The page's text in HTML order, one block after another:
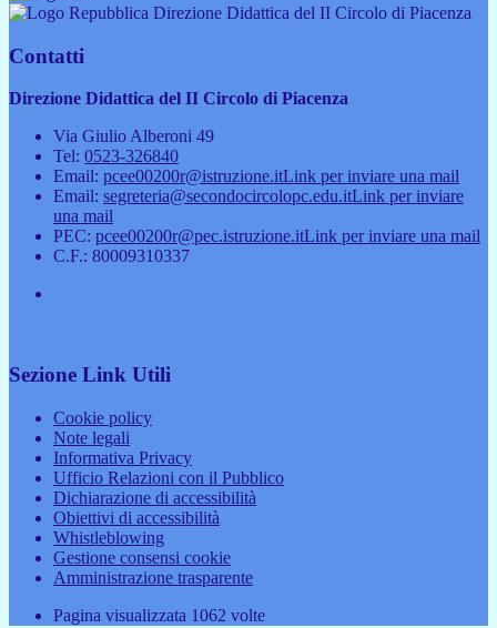
Direzione Didattica del II Circolo di Piacenza
Contatti
Direzione Didattica del II Circolo di Piacenza
Via Giulio Alberoni 49
Tel: 0523-326840
Email: pcee00200r@istruzione.itLink per inviare una mail
Email: segreteria@secondocircolopc.edu.itLink per inviare
una mail
PEC: pcee00200r@pec.istruzione.itLink per inviare una mail
C.F.: 80009310337
Sezione Link Utili
Cookie policy
Note legali
Informativa Privacy
Ufficio Relazioni con il Pubblico
Dichiarazione di accessibilità
Obiettivi di accessibilità
Whistleblowing
Gestione consensi cookie
Amministrazione trasparente
Pagina visualizzata 1062 volte